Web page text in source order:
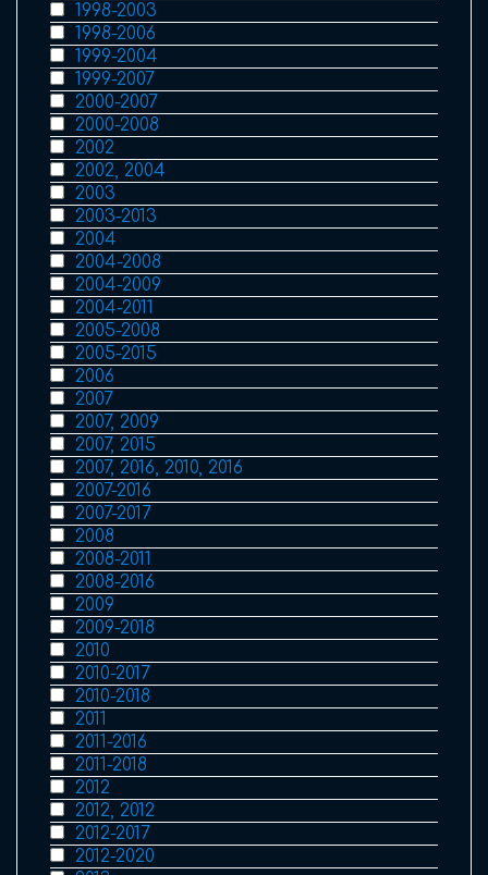
1998-2003
1998-2006
1999-2004
1999-2007
2000-2007
2000-2008
2002
2002, 2004
2003
2003-2013
2004
2004-2008
2004-2009
2004-2011
2005-2008
2005-2015
2006
2007
2007, 2009
2007, 2015
2007, 2016, 2010, 2016
2007-2016
2007-2017
2008
2008-2011
2008-2016
2009
2009-2018
2010
2010-2017
2010-2018
2011
2011-2016
2011-2018
2012
2012, 2012
2012-2017
2012-2020